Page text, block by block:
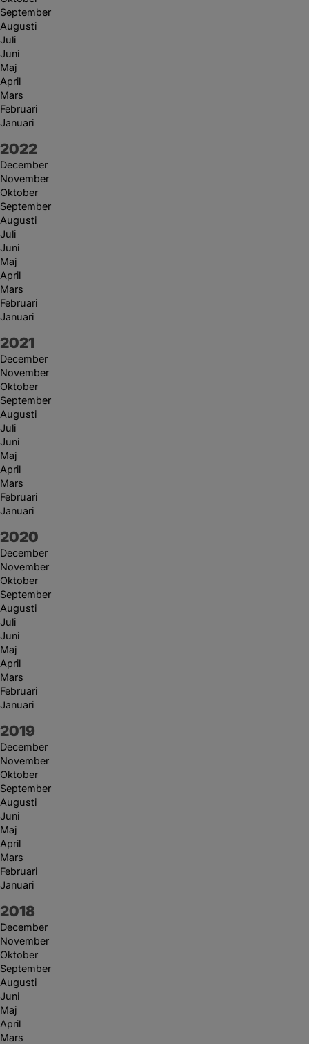
September
Augusti
Juli
Juni
Maj
April
Mars
Februari
Januari
År:
2022
December
November
Oktober
September
Augusti
Juli
Juni
Maj
April
Mars
Februari
Januari
År:
2021
December
November
Oktober
September
Augusti
Juli
Juni
Maj
April
Mars
Februari
Januari
År:
2020
December
November
Oktober
September
Augusti
Juli
Juni
Maj
April
Mars
Februari
Januari
År:
2019
December
November
Oktober
September
Augusti
Juni
Maj
April
Mars
Februari
Januari
År:
2018
December
November
Oktober
September
Augusti
Juni
Maj
April
Mars